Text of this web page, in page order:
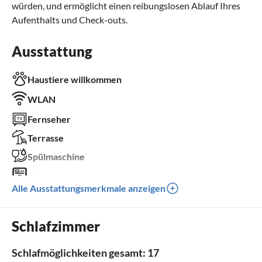
würden, und ermöglicht einen reibungslosen Ablauf Ihres
Aufenthalts und Check-outs.
Ausstattung
Haustiere willkommen
WLAN
Fernseher
Terrasse
Spülmaschine
Grill
Alle Ausstattungsmerkmale anzeigen
Schlafzimmer
Schlafmöglichkeiten gesamt: 17